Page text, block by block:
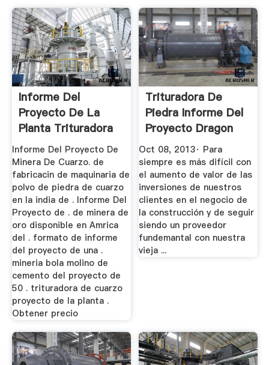
Informe Del
Proyecto De La
Planta Trituradora
En Per
Informe Del Proyecto De
Minera De Cuarzo. de
fabricacin de maquinaria de
polvo de piedra de cuarzo
en la india de . Informe Del
Proyecto de . de minera de
oro disponible en Amrica
del . formato de informe
del proyecto de una .
mineria bola molino de
cemento del proyecto de
50 . trituradora de cuarzo
proyecto de la planta .
Obtener precio
Trituradora De
Piedra Informe Del
Proyecto Dragon
Crushers ...
Oct 08, 2013· Para
siempre es más difícil con
el aumento de valor de las
inversiones de nuestros
clientes en el negocio de
la construcción y de seguir
siendo un proveedor
fundemantal con nuestra
vieja ...